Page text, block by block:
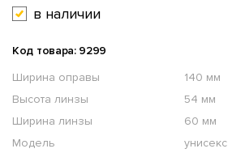
в наличии
Код товара: 9299
Ширина оправы
140 мм
Высота линзы
54 мм
Ширина линзы
60 мм
Модель
унисекс